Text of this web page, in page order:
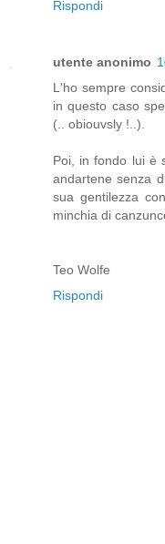
Rispondi
utente anonimo
L'ho sempre
in questo caso
(.. obiouvsly !..).
Poi, in fondo lui è
andartene senza
sua gentilezza
minchia di
Teo Wolfe
Rispondi